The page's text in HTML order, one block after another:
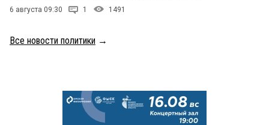
6 августа 09:30 1 1491
Все новости политики →